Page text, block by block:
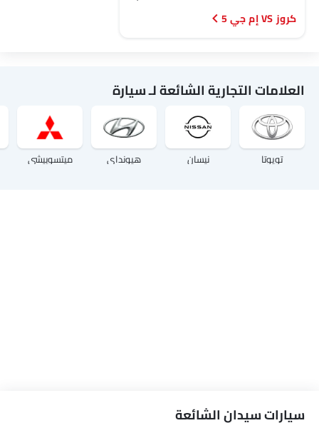
كروز VS إم جي 5
العلامات التجارية الشائعة لـ سيارة
تويوتا نيسان هيونداي ميتسوبيشي
سيارات سيدان الشائعة